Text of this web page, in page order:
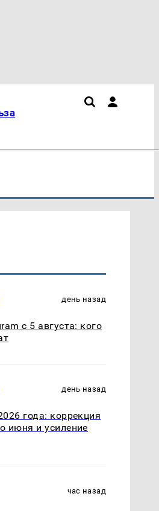
день назад
с 5 августа: кого
день назад
года: коррекция
июня и усиление
час назад